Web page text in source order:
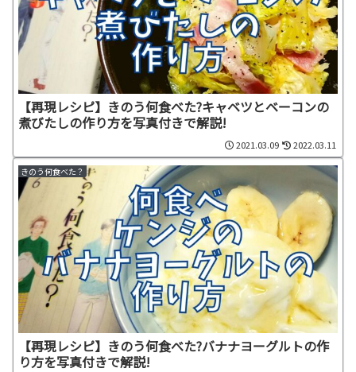
【再現レシピ】きのう何食べた?キャベツとベーコンの
煮びたしの作り方を写真付きで解説!
2021.03.09 2022.03.11
きのう何食べた？
【再現レシピ】きのう何食べた?バナナヨーグルトの作
り方を写真付きで解説!